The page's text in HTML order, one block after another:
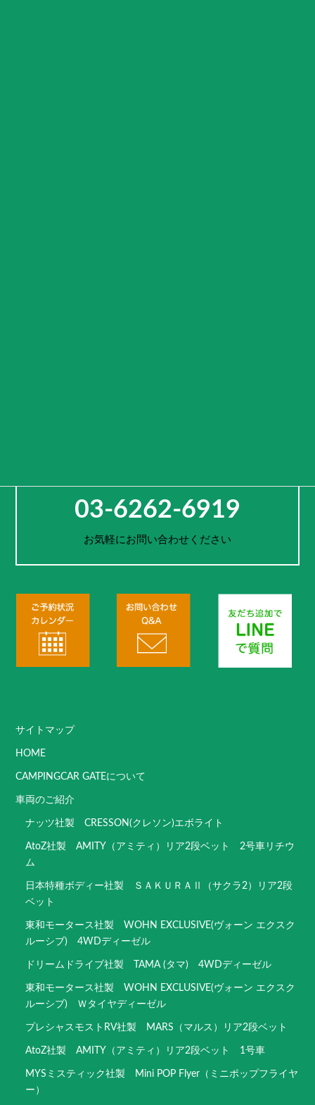
03-6262-6919
お気軽にお問い合わせください
サイトマップ
HOME
CAMPINGCAR GATEについて
車両のご紹介
ナッツ社製 CRESSON(クレソン)エボライト
AtoZ社製 AMITY（アミティ）リア2段ベット 2号車リチウ
ム
日本特種ボディー社製 ＳＡＫＵＲＡⅡ（サクラ2）リア2段
ベット
東和モータース社製 WOHN EXCLUSIVE(ヴォーン エクスク
ルーシブ) 4WDディーゼル
ドリームドライブ社製 TAMA (タマ) 4WDディーゼル
東和モータース社製 WOHN EXCLUSIVE(ヴォーン エクスク
ルーシブ) Ｗタイヤディーゼル
プレシャスモストRV社製 MARS（マルス）リア2段ベット
AtoZ社製 AMITY（アミティ）リア2段ベット 1号車
MYSミスティック社製 Mini POP Flyer（ミニポップフライヤ
ー）